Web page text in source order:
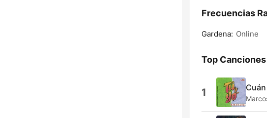
Frecuencias
Gardena: Online
Top Canciones
1